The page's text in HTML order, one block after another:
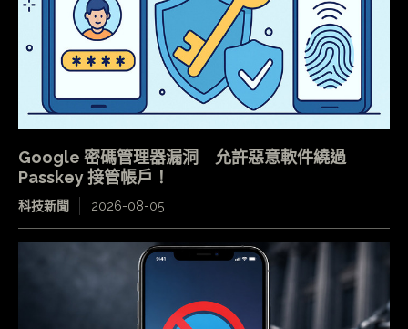
Google 密碼管理器漏洞 允許惡意軟件繞過
Passkey 接管帳戶！
科技新聞 2026-08-05